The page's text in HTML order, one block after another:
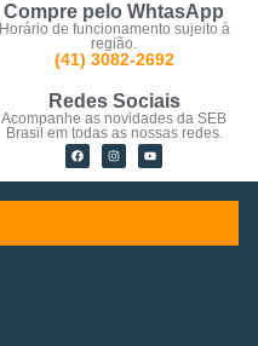
Compre pelo WhtasApp
Horário de funcionamento sujeito à
região.
(41) 3082-2692
Redes Sociais
Acompanhe as novidades da SEB
Brasil em todas as nossas redes.